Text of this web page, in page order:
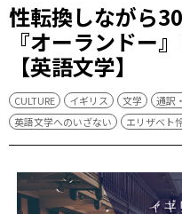
性転換しながら
『オーランドー
【英語文学】
CULTURE イギリス 文学
通訳
英語文学へのいざない
エリザベト